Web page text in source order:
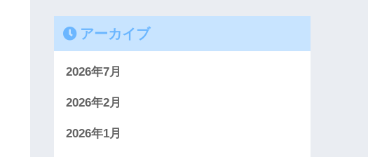
アーカイブ
2026年7月
2026年2月
2026年1月